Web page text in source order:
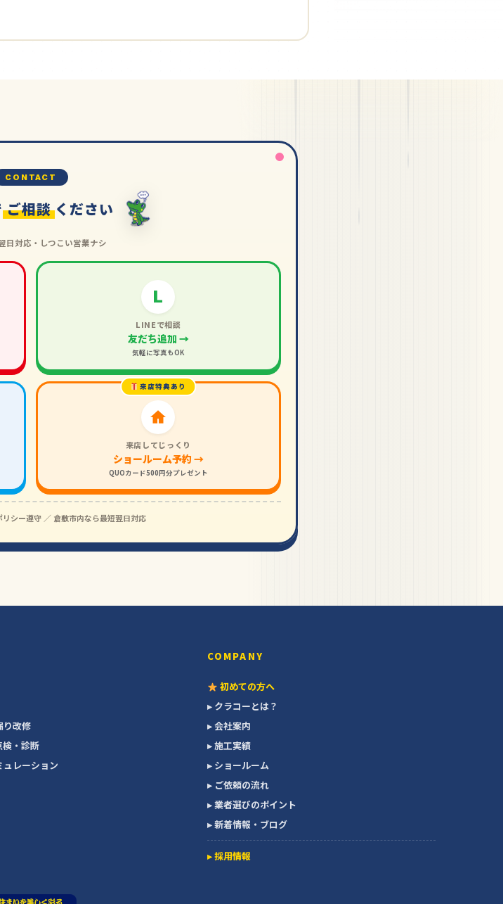
CONTACT
ご相談 ください
日対応・しつこい営業ナシ
L
LINEで相談
友だち追加 →
気軽に写真もOK
来店特典あり
来店してじっくり
ショールーム予約 →
QUOカード500円分プレゼント
リシー遵守 ／ 倉敷市内なら最短翌日対応
り改修
検・診断
ュレーション
COMPANY
初めての方へ
▸ クラコーとは？
▸ 会社案内
▸ 施工実績
▸ ショールーム
▸ ご依頼の流れ
▸ 業者選びのポイント
▸ 新着情報・ブログ
▸ 採用情報